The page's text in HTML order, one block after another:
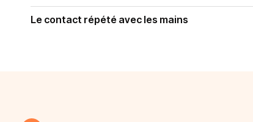
Le contact répété avec les mains